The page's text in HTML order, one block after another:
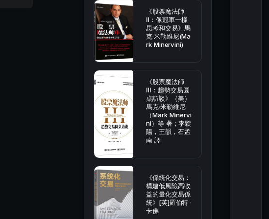
《股票魔法師
Ⅱ：像冠軍一樣
思考和交易》馬
克·米勒維尼(Ma
rk Minervini)
《股票魔法師
Ⅲ：趨勢交易圓
桌訪談》（美）
馬克·米勒維尼
（Mark Minervi
ni）等 著；李鬆
陽，王韻，石孟
南 譯
《係統化交易：
構建低風險高收
益的量化交易係
統》[英]羅伯特 ·
卡佛